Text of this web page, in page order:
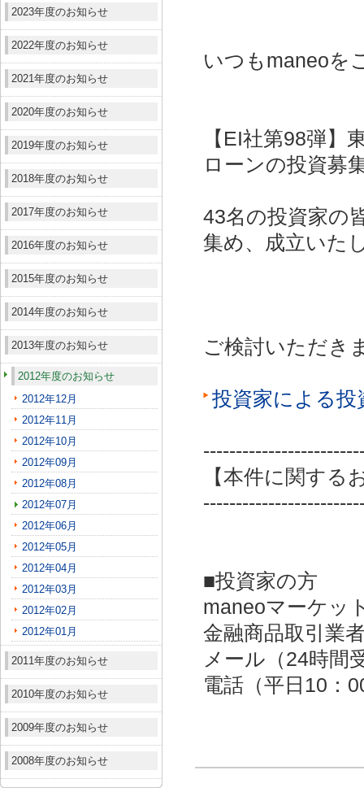
2023年度のお知らせ
2022年度のお知らせ
2021年度のお知らせ
2020年度のお知らせ
2019年度のお知らせ
2018年度のお知らせ
2017年度のお知らせ
2016年度のお知らせ
2015年度のお知らせ
2014年度のお知らせ
2013年度のお知らせ
2012年度のお知らせ
2012年12月
2012年11月
2012年10月
2012年09月
2012年08月
2012年07月
2012年06月
2012年05月
2012年04月
2012年03月
2012年02月
2012年01月
2011年度のお知らせ
2010年度のお知らせ
2009年度のお知らせ
2008年度のお知らせ
いつもmaneoを
【EI社第98弾
ローンの投資募
43名の投資家の
集め、成立いた
ご検討いただき
投資家による
【本件に関する
■投資家の方
maneoマーケッ
金融商品取引業
メール（24時間
電話（平日10：